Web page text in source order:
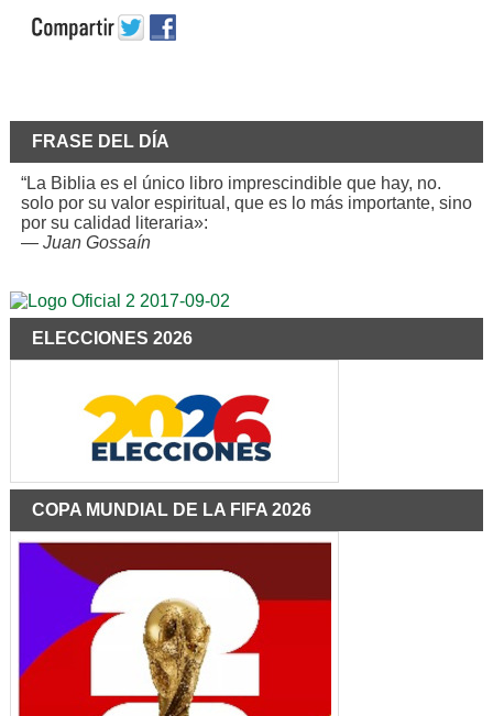
FRASE DEL DÍA
“La Biblia es el único libro imprescindible que hay, no.
solo por su valor espiritual, que es lo más importante, sino
por su calidad literaria»:
— Juan Gossaín
ELECCIONES 2026
COPA MUNDIAL DE LA FIFA 2026